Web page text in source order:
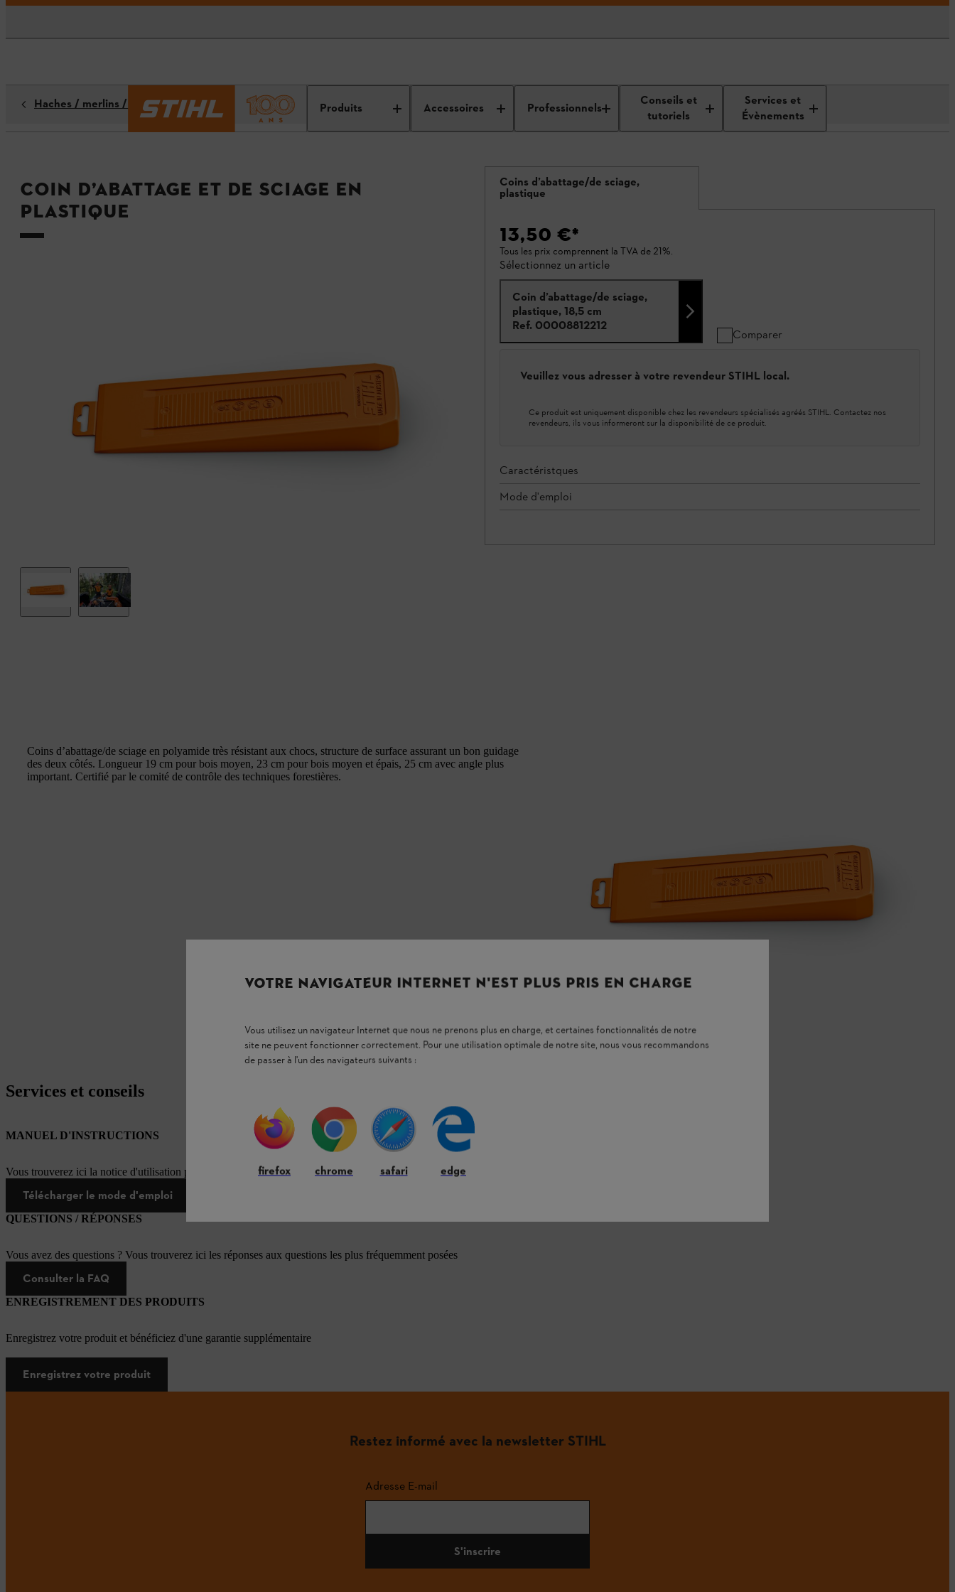
Produits Accessoires Professionnels
Conseils et
tutoriels
Services et
Évènements
Haches / merlins / outils forestiers
Coin d’abattage et de sciage en
plastique
Coins d’abattage/de sciage,
plastique
13,50 €*
Tous les prix comprennent la TVA de 21%.
Sélectionnez un article
Coin d’abattage/de sciage,
plastique, 18,5 cm
Ref. 00008812212
Comparer
Veuillez vous adresser à votre revendeur STIHL local.
Ce produit est uniquement disponible chez les revendeurs spécialisés agréés STIHL. Contactez nos
revendeurs, ils vous informeront sur la disponibilité de ce produit.
Caractéristques
Mode d'emploi
Coins d’abattage/de sciage en polyamide très résistant aux chocs, structure de surface assurant un bon guidage
des deux côtés. Longueur 19 cm pour bois moyen, 23 cm pour bois moyen et épais, 25 cm avec angle plus
important. Certifié par le comité de contrôle des techniques forestières.
Services et conseils
MANUEL D'INSTRUCTIONS
Vous trouverez ici la notice d'utilisation pour ce produit STIHL
Télécharger le mode d'emploi
QUESTIONS / RÉPONSES
Vous avez des questions ? Vous trouverez ici les réponses aux questions les plus fréquemment posées
Consulter la FAQ
ENREGISTREMENT DES PRODUITS
Enregistrez votre produit et bénéficiez d'une garantie supplémentaire
Enregistrez votre produit
Restez informé avec la newsletter STIHL
Adresse E-mail
S'inscrire
VOTRE NAVIGATEUR INTERNET N'EST PLUS PRIS EN CHARGE
Vous utilisez un navigateur Internet que nous ne prenons plus en charge, et certaines fonctionnalités de notre
site ne peuvent fonctionner correctement. Pour une utilisation optimale de notre site, nous vous recommandons
de passer à l'un des navigateurs suivants :
firefox chrome safari edge